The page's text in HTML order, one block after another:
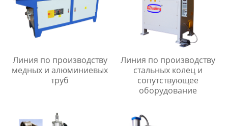
Линия по производству
медных и алюминиевых
труб
Линия по производству
стальных колец и
сопутствующее
оборудование